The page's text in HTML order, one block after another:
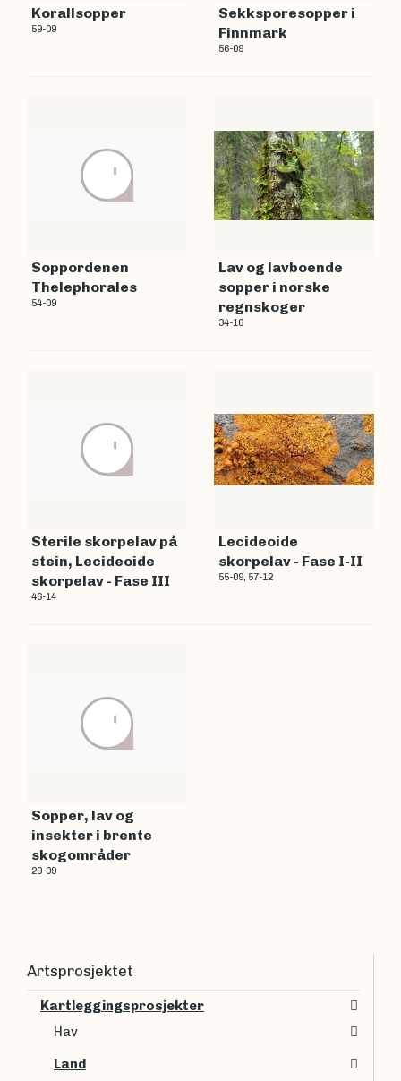
Korallsopper
59-09
Sekksporesopper i
Finnmark
56-09
Soppordenen
Thelephorales
54-09
Lav og lavboende
sopper i norske
regnskoger
34-16
Sterile skorpelav på
stein, Lecideoide
skorpelav - Fase III
46-14
Lecideoide
skorpelav - Fase I-II
55-09, 57-12
Sopper, lav og
insekter i brente
skogområder
20-09
Artsprosjektet
Kartleggingsprosjekter
Hav
Land